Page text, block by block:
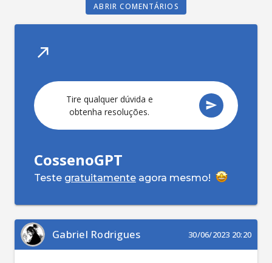
ABRIR COMENTÁRIOS
Tire qualquer dúvida e
obtenha resoluções.
CossenoGPT
Teste gratuitamente agora mesmo!
Gabriel Rodrigues 30/06/2023 20:20